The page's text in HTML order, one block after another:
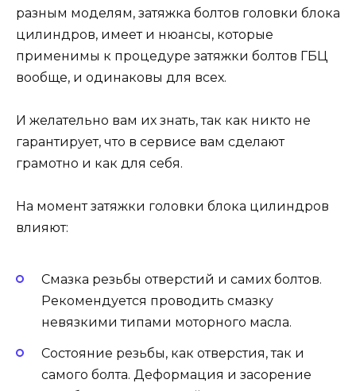
разным моделям, затяжка болтов головки блока
цилиндров, имеет и нюансы, которые
применимы к процедуре затяжки болтов ГБЦ
вообще, и одинаковы для всех.
И желательно вам их знать, так как никто не
гарантирует, что в сервисе вам сделают
грамотно и как для себя.
На момент затяжки головки блока цилиндров
влияют:
Смазка резьбы отверстий и самих болтов.
Рекомендуется проводить смазку
невязкими типами моторного масла.
Состояние резьбы, как отверстия, так и
самого болта. Деформация и засорение